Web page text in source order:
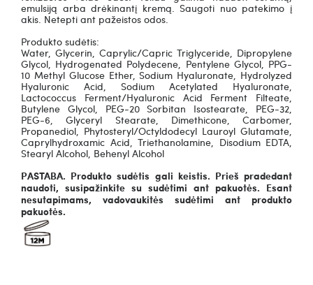
emulsiją arba drėkinantį kremą. Saugoti nuo patekimo į
akis. Netepti ant pažeistos odos.
Produkto sudėtis:
Water, Glycerin, Caprylic/Capric Triglyceride, Dipropylene
Glycol, Hydrogenated Polydecene, Pentylene Glycol, PPG-
10 Methyl Glucose Ether, Sodium Hyaluronate, Hydrolyzed
Hyaluronic Acid, Sodium Acetylated Hyaluronate,
Lactococcus Ferment/Hyaluronic Acid Ferment Filteate,
Butylene Glycol, PEG-20 Sorbitan Isostearate, PEG-32,
PEG-6, Glyceryl Stearate, Dimethicone, Carbomer,
Propanediol, Phytosteryl/Octyldodecyl Lauroyl Glutamate,
Caprylhydroxamic Acid, Triethanolamine, Disodium EDTA,
Stearyl Alcohol, Behenyl Alcohol
PASTABA. Produkto sudėtis gali keistis. Prieš pradedant
naudoti, susipažinkite su sudėtimi ant pakuotės. Esant
nesutapimams, vadovaukitės sudėtimi ant produkto
pakuotės.